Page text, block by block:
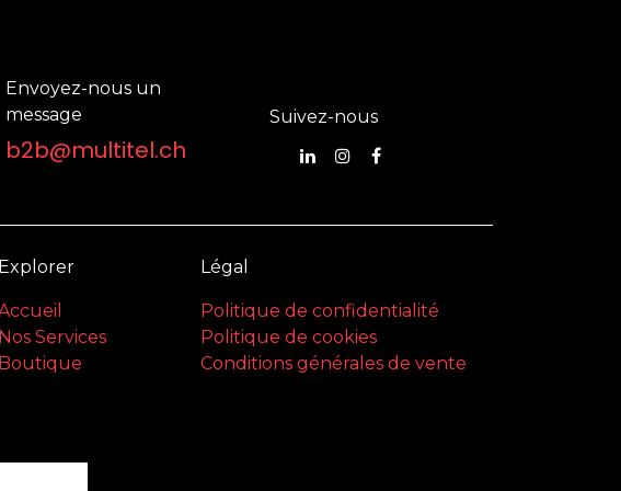
Envoyez-nous un
message
b2b@multitel.ch
Suivez-nous
Légal
Politique de confidentialité
Politique de cookies
Conditions générales de vente
Explorer
Nos Services
Boutique